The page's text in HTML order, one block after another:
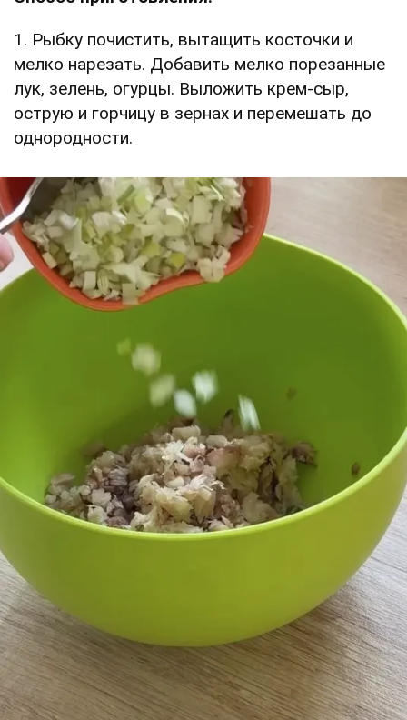
1. Рыбку почистить, вытащить косточки и
мелко нарезать. Добавить мелко порезанные
лук, зелень, огурцы. Выложить крем-сыр,
острую и горчицу в зернах и перемешать до
однородности.